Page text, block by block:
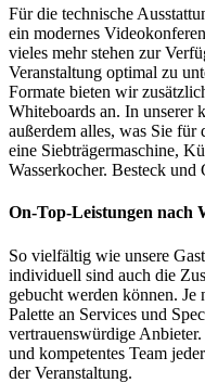
Für die technische
ein modernes
vieles mehr stehen zur
Veranstaltung optimal zu
Formate bieten wir
Whiteboards an. In unserer
außerdem alles, was Sie
eine Siebträgermaschine,
Wasserkocher. Besteck
On-Top-Leistungen nach
So vielfältig wie unsere
individuell sind auch die
gebucht werden können.
Palette an Services und
vertrauenswürdige
und kompetentes Team
der Veranstaltung.